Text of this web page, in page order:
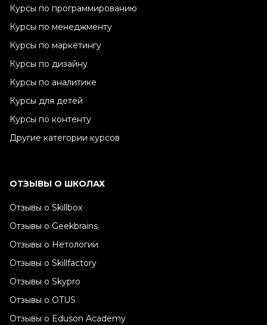
Курсы по программированию
Курсы по менеджменту
Курсы по маркетингу
Курсы по дизайну
Курсы по аналитике
Курсы для детей
Курсы по контенту
Другие категории курсов
ОТЗЫВЫ О ШКОЛАХ
Отзывы о Skillbox
Отзывы о Geekbrains
Отзывы о Нетологии
Отзывы о Skillfactory
Отзывы о Skypro
Отзывы о OTUS
Отзывы о Eduson Academy